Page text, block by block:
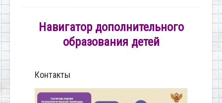
Навигатор дополнительного
образования детей
Контакты